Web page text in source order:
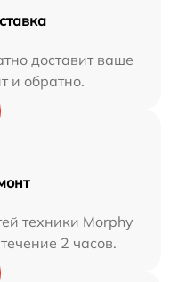
доставит ваше
и обратно.
техники Morphy
2 часов.